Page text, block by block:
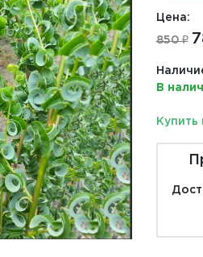
Цена:
850 ₽
В
Купить